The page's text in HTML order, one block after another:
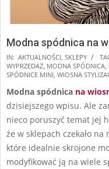
Modna spódnica na
2025-
03-
IN: AKTUALNOŚCI SKLEPY
WYPRZEDAŻ MODNA SPÓDNICA
SPÓDNICE MINI WIOSNA
Modna spódnica na
dzisiejszego wpisu. Ale
nieco poruszyć temat jej
że w sklepach czekało
które idealnie skrojone
modyfikować ją na wiele